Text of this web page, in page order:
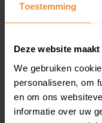
Toestemming
Deze website
We gebruiken
personaliseren, om
en om ons
informatie over uw
en koopdatum)
inclusief een jaar
Bekijk